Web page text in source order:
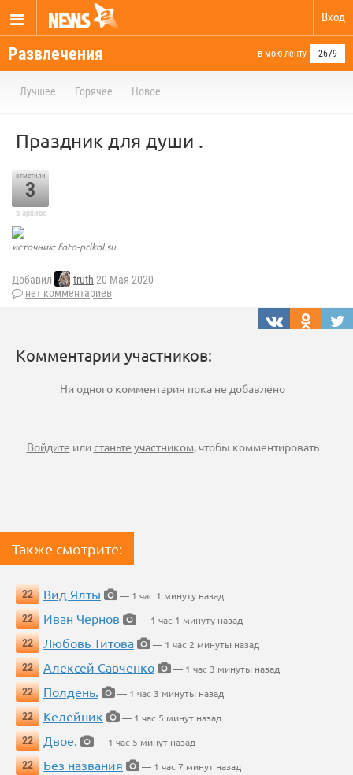
Вход
Развлечения в мою ленту 2679
Лучшее Горячее Новое
Праздник для души .
отметили
3
в архиве
источник: foto-prikol.su
Добавил truth 20 Мая 2020
нет комментариев
Комментарии участников:
Ни одного комментария пока не добавлено
Войдите илистаньте участником, чтобы комментировать
Также смотрите:
22 Вид Ялты
— 1 час 1 минуту назад
22
Иван Чернов
— 1 час 1 минуту назад
22
Любовь Титова
— 1 час 2 минуты назад
22
Алексей Савченко
— 1 час 3 минуты назад
22
Полдень.
— 1 час 3 минуты назад
22
Келейник
— 1 час 5 минут назад
22
Двое.
— 1 час 5 минут назад
22
Без названия
— 1 час 7 минут назад